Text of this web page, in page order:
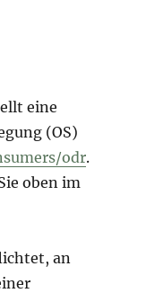
eine
(OS)
odr.
oben im
an